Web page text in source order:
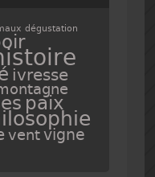
dégustation
ivresse
paix
vent vigne